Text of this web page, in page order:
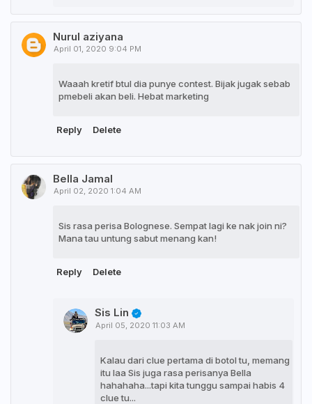
Nurul aziyana
April 01, 2020 9:04 PM
Waaah kretif btul dia punye contest. Bijak jugak sebab
pmebeli akan beli. Hebat marketing
Reply Delete
Bella Jamal
April 02, 2020 1:04 AM
Sis rasa perisa Bolognese. Sempat lagi ke nak join ni?
Mana tau untung sabut menang kan!
Reply Delete
Sis Lin
April 05, 2020 11:03 AM
Kalau dari clue pertama di botol tu, memang
itu laa Sis juga rasa perisanya Bella
hahahaha...tapi kita tunggu sampai habis 4
clue tu...